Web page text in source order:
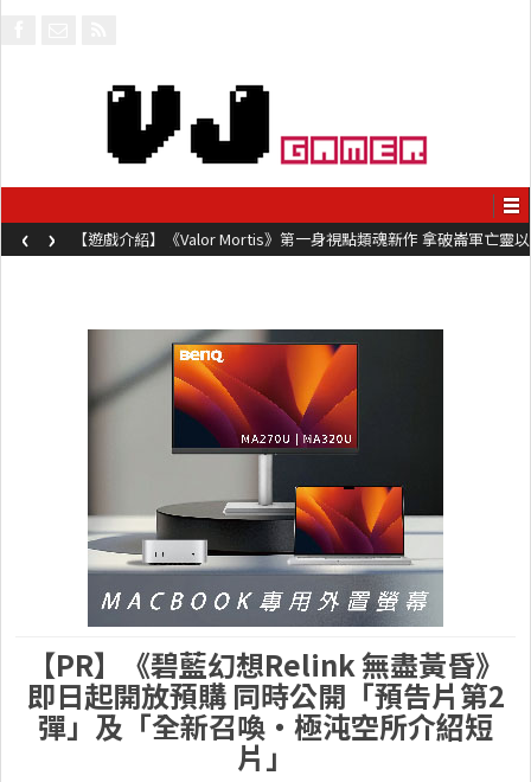
【遊戲介紹】《Valor Mortis》第一身視點類魂新作 拿破崙軍亡靈以
槍械劍與魔法殺敵
‹ ›
【PR】《碧藍幻想Relink 無盡黃昏》
即日起開放預購 同時公開「預告片第2
彈」及「全新召喚‧極沌空所介紹短
片」